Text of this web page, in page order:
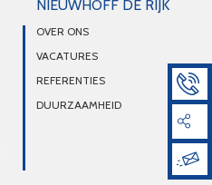
NIEUWHOFF DE RIJK
OVER ONS
VACATURES
REFERENTIES
DUURZAAMHEID